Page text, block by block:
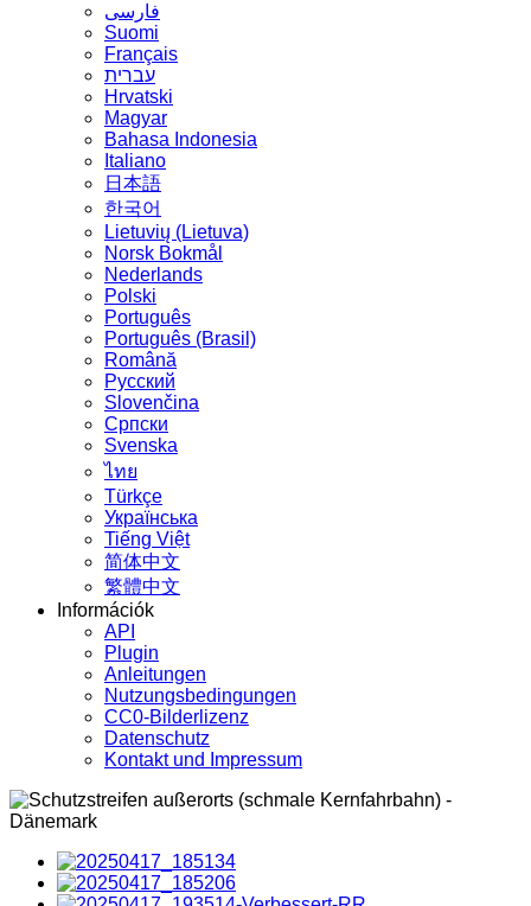
فارسی
Suomi
Français
עברית
Hrvatski
Magyar
Bahasa Indonesia
Italiano
日本語
한국어
Lietuvių (Lietuva)
‪Norsk Bokmål‬
Nederlands
Polski
Português
Português (Brasil)
Română
Русский
Slovenčina
Српски
Svenska
ไทย
Türkçe
Українська
Tiếng Việt
简体中文
繁體中文
Információk
API
Plugin
Anleitungen
Nutzungsbedingungen
CC0-Bilderlizenz
Datenschutz
Kontakt und Impressum